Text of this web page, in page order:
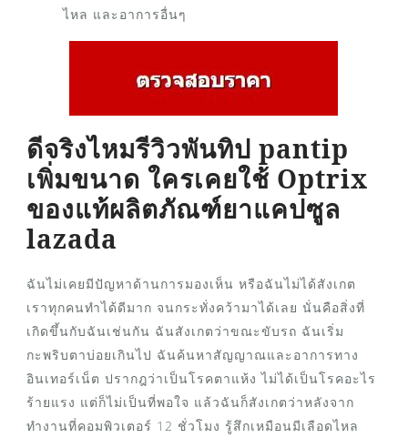
ไหล และอาการอื่นๆ
ดีจริงไหมรีวิวพันทิป pantip
เพิ่มขนาด ใครเคยใช้ Optrix
ของแท้ผลิตภัณฑ์ยาแคปซูล
lazada
ฉันไม่เคยมีปัญหาด้านการมองเห็น หรือฉันไม่ได้สังเกต
เราทุกคนทำได้ดีมาก จนกระทั่งคว้ามาได้เลย นั่นคือสิ่งที่
เกิดขึ้นกับฉันเช่นกัน ฉันสังเกตว่าขณะขับรถ ฉันเริ่ม
กะพริบตาบ่อยเกินไป ฉันค้นหาสัญญาณและอาการทาง
อินเทอร์เน็ต ปรากฎว่าเป็นโรคตาแห้ง ไม่ได้เป็นโรคอะไร
ร้ายแรง แต่ก็ไม่เป็นที่พอใจ แล้วฉันก็สังเกตว่าหลังจาก
ทำงานที่คอมพิวเตอร์ 12 ชั่วโมง รู้สึกเหมือนมีเลือดไหล